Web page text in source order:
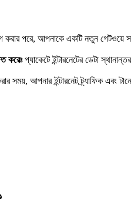
পরে, আপনাকে একটি নতুন গেটওয়ে
করেঃপ্যাকেটে ইন্টারনেটের ডেটা
সময়, আপনার ইন্টারনেট ট্র্যাফিক এবং